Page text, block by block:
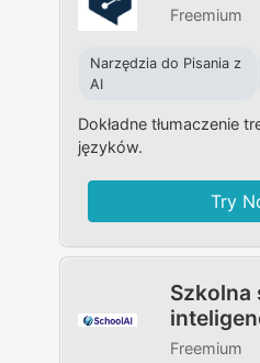
Freemium
Narzędzia do Pisania z
AI
Dokładne tłumaczenie
języków.
Try
Szkolna
Freemium